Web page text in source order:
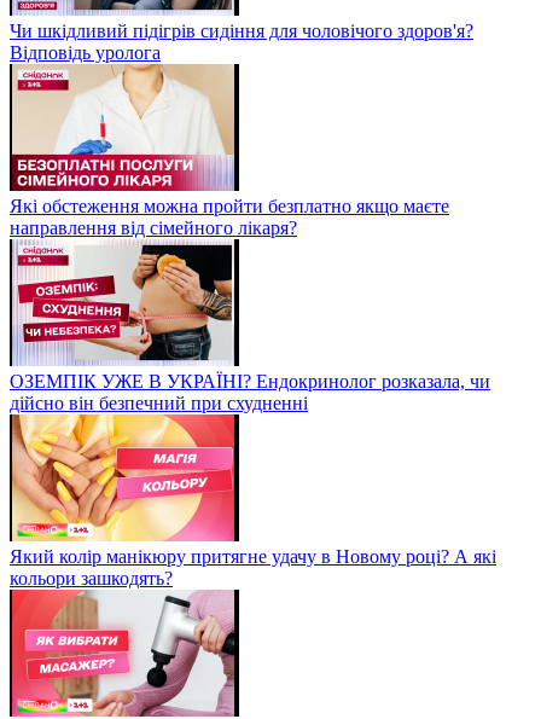
Чи шкідливий підігрів сидіння для чоловічого здоров'я?
Відповідь уролога
Які обстеження можна пройти безплатно якщо маєте
направлення від сімейного лікаря?
ОЗЕМПІК УЖЕ В УКРАЇНІ? Ендокринолог розказала, чи
дійсно він безпечний при схудненні
Який колір манікюру притягне удачу в Новому році? А які
кольори зашкодять?